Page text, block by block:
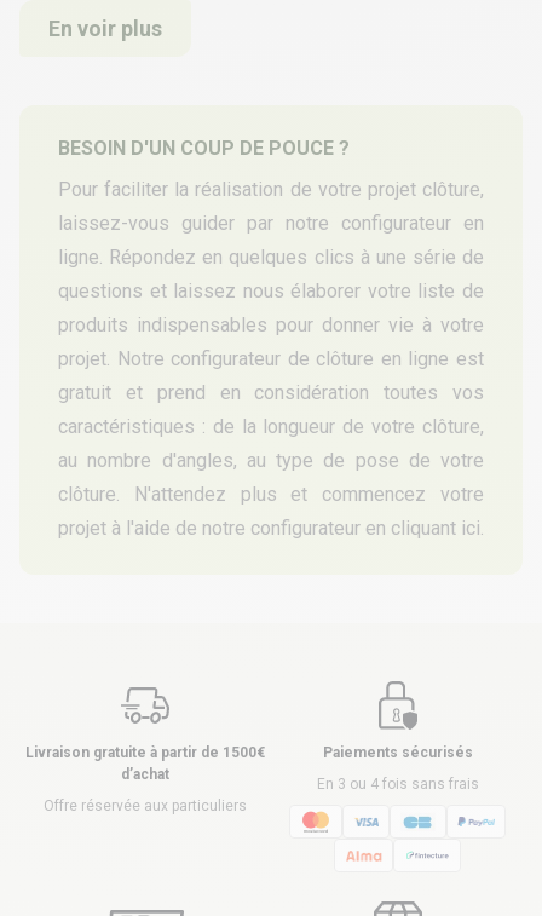
En voir plus
BESOIN D'UN COUP DE POUCE ?
Pour faciliter la réalisation de votre projet clôture,
laissez-vous guider par notre configurateur en
ligne. Répondez en quelques clics à une série de
questions et laissez nous élaborer votre liste de
produits indispensables pour donner vie à votre
projet. Notre configurateur de clôture en ligne est
gratuit et prend en considération toutes vos
caractéristiques : de la longueur de votre clôture,
au nombre d'angles, au type de pose de votre
clôture. N'attendez plus et commencez votre
projet à l'aide de notre configurateur en cliquant ici.
Livraison gratuite à partir de 1500€
d’achat
Offre réservée aux particuliers
Paiements sécurisés
En 3 ou 4 fois sans frais